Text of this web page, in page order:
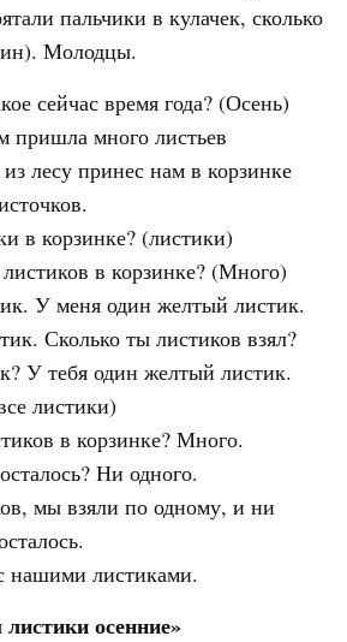
пальчики в кулачек, сколько
Молодцы.
сейчас время года? (Осень)
пришла много листьев
лесу принес нам в корзинке
в корзинке? (листики)
в корзинке? (Много)
У меня один желтый листик.
Сколько ты листиков взял?
У тебя один желтый листик.
листики)
в корзинке? Много.
Ни одного.
мы взяли по одному, и ни
нашими листиками.
осенние»